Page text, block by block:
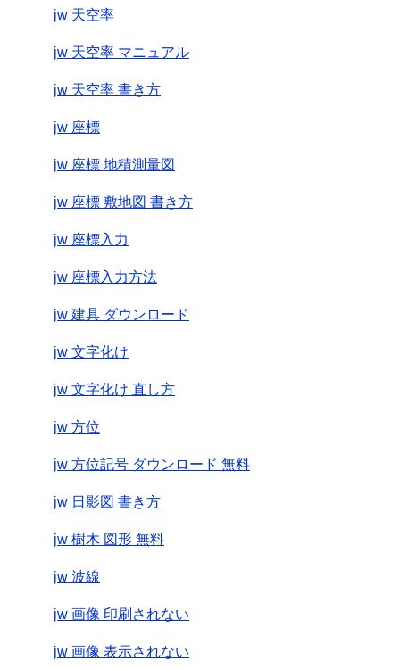
jw 天空率
jw 天空率 マニュアル
jw 天空率 書き方
jw 座標
jw 座標 地積測量図
jw 座標 敷地図 書き方
jw 座標入力
jw 座標入力方法
jw 建具 ダウンロード
jw 文字化け
jw 文字化け 直し方
jw 方位
jw 方位記号 ダウンロード 無料
jw 日影図 書き方
jw 樹木 図形 無料
jw 波線
jw 画像 印刷されない
jw 画像 表示されない